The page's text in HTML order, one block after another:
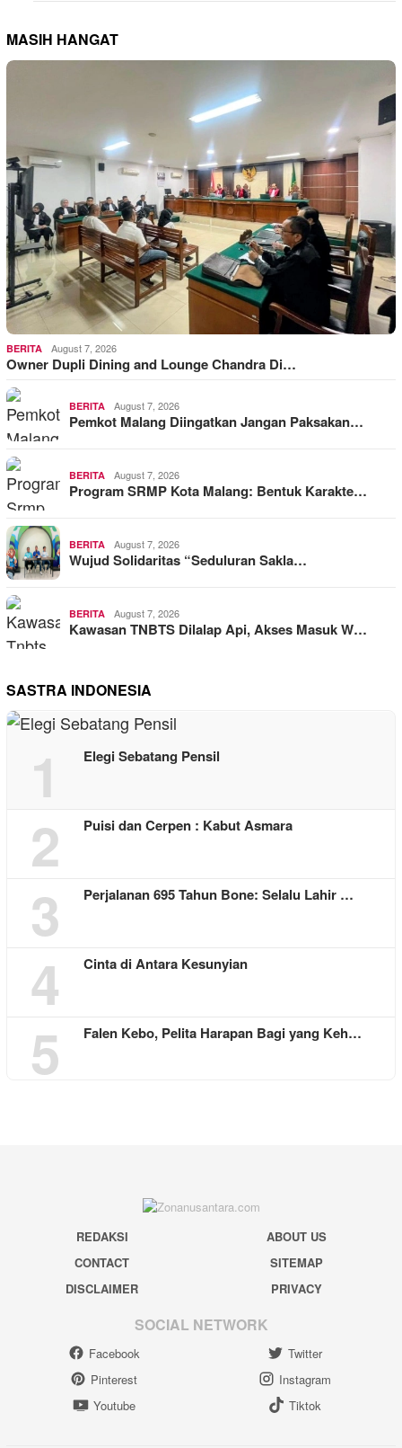
MASIH HANGAT
BERITA August 7, 2026
Owner Dupli Dining and Lounge Chandra Di…
BERITA August 7, 2026
Pemkot Malang Diingatkan Jangan Paksakan…
BERITA August 7, 2026
Program SRMP Kota Malang: Bentuk Karakte…
BERITA August 7, 2026
Wujud Solidaritas “Seduluran Sakla…
BERITA August 7, 2026
Kawasan TNBTS Dilalap Api, Akses Masuk W…
SASTRA INDONESIA
1 Elegi Sebatang Pensil
2 Puisi dan Cerpen : Kabut Asmara
3 Perjalanan 695 Tahun Bone: Selalu Lahir …
4 Cinta di Antara Kesunyian
5 Falen Kebo, Pelita Harapan Bagi yang Keh…
REDAKSI
ABOUT US
CONTACT
SITEMAP
DISCLAIMER
PRIVACY
SOCIAL NETWORK
Facebook
Twitter
Pinterest
Instagram
Youtube
Tiktok